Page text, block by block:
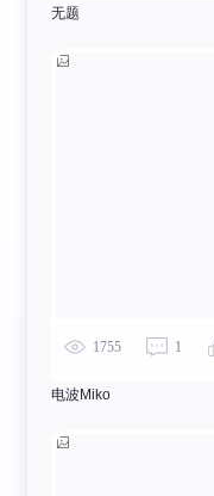
无题
1755 1
电波Miko